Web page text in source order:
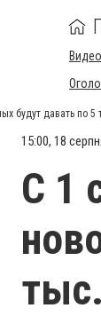
будут давать по 5
15:00, 18
С 1